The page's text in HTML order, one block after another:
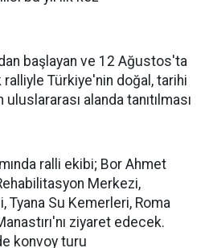
başlayan ve 12 Ağustos'ta
Türkiye'nin doğal, tarihi
alanda tanıtılması
ralli ekibi; Bor Ahmet
Merkezi,
Su Kemerleri, Roma
ziyaret edecek.
konvoy turu